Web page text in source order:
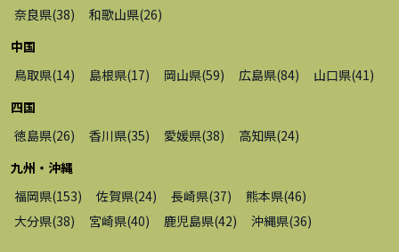
奈良県(38) 和歌山県(26)
中国
鳥取県(14) 島根県(17) 岡山県(59) 広島県(84) 山口県(41)
四国
徳島県(26) 香川県(35) 愛媛県(38) 高知県(24)
九州・沖縄
福岡県(153) 佐賀県(24) 長崎県(37) 熊本県(46)
大分県(38) 宮崎県(40) 鹿児島県(42) 沖縄県(36)